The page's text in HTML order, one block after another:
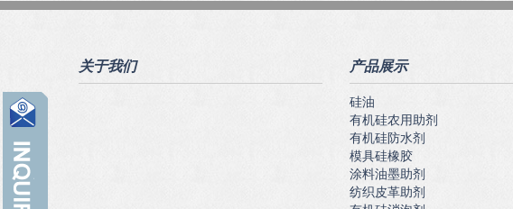
关于我们 产品展示
硅油
有机硅农用助剂
有机硅防水剂
模具硅橡胶
涂料油墨助剂
纺织皮革助剂